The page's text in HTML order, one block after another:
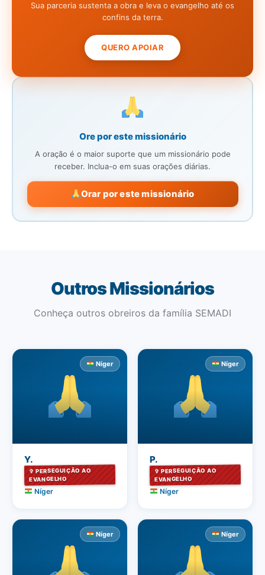
Sua parceria sustenta a obra e leva o evangelho até os
confins da terra.
QUERO APOIAR
Ore por este missionário
A oração é o maior suporte que um missionário pode
receber. Inclua-o em suas orações diárias.
Orar por este missionário
Outros Missionários
Conheça outros obreiros da família SEMADI
Níger
Y.
✞ PERSEGUIÇÃO AO
EVANGELHO
Níger
Níger
P.
✞ PERSEGUIÇÃO AO
EVANGELHO
Níger
Níger Níger